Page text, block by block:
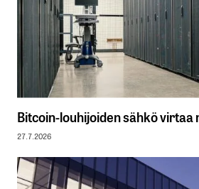
Bitcoin-louhijoiden sähkö virtaa
27.7.2026